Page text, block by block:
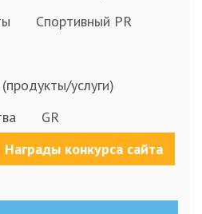
Спортивный PR
услуги)
GR
Награды конкурса сайта